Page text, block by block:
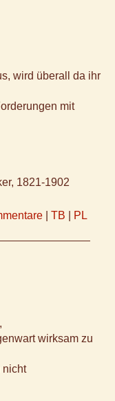
wird überall da ihr
mit
1821-1902
TB PL
wirksam zu
nicht